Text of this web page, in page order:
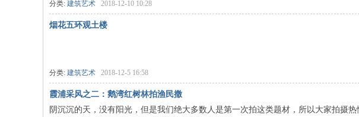
分类: 建筑艺术 2018-12-10 10:28
烟花五环观土楼
分类: 建筑艺术 2018-12-5 16:58
霞浦采风之二：鹅湾红树林拍渔民撒
阴沉沉的天，没有阳光，但是我们绝大多数人是第一次拍这类题材，所以大家拍摄